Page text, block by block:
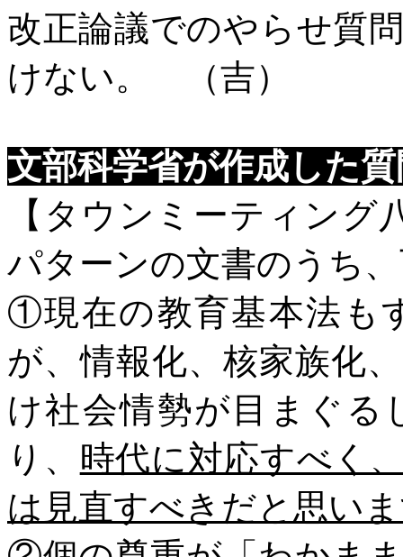
改正論議でのやらせ質
けない。 （吉）
文部科学省が作成した
【タウンミーティン
パターンの文書のうち
①現在の教育基本法も
が、情報化、核家族化
け社会情勢が目まぐる
り、 時代に対応すべく
は見直すべきだと思い